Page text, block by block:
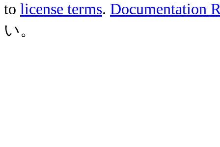
to license terms. Documentation
い。